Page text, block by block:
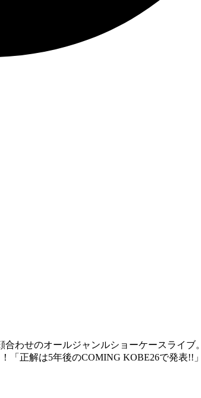
わせのオールジャンルショーケースライブ。
「正解は5年後のCOMING KOBE26で発表!!」